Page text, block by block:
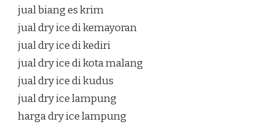
jual biang es krim
jual dry ice di kemayoran
jual dry ice di kediri
jual dry ice di kota malang
jual dry ice di kudus
jual dry ice lampung
harga dry ice lampung